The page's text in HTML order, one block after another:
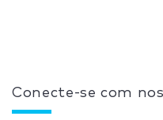
Conecte-se com